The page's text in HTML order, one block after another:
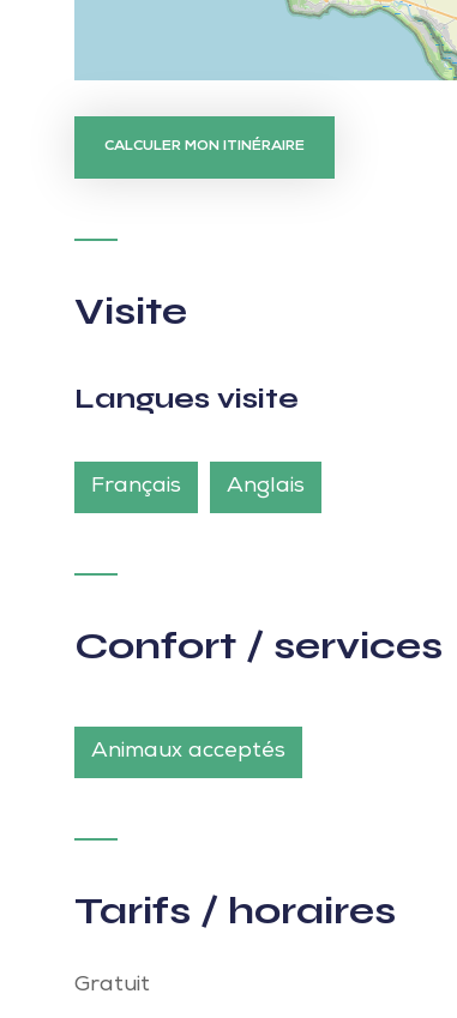
CALCULER MON ITINÉRAIRE
Visite
Langues visite
Français Anglais
Confort / services
Animaux acceptés
Tarifs / horaires
Gratuit